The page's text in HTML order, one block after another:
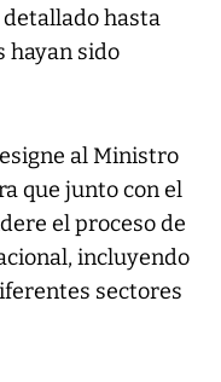
hasta
hayan sido
al Ministro
que junto con el
el proceso de
incluyendo
sectores